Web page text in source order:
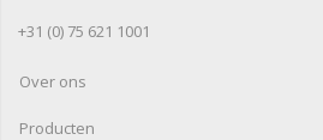
+31 (0) 75 621 1001
Over ons
Producten